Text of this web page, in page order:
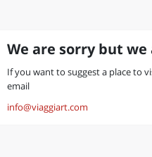
We are sorry but
If you want to suggest a place to
email
info@viaggiart.com